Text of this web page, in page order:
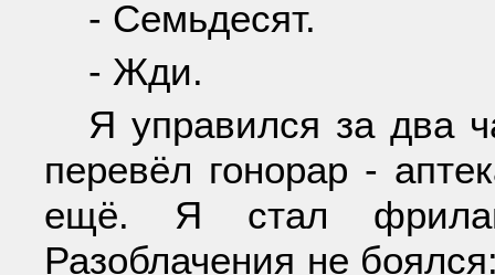
- Семьдесят.
- Жди.
Я управился за два
перевёл гонорар -
ещё. Я стал
Разоблачения не